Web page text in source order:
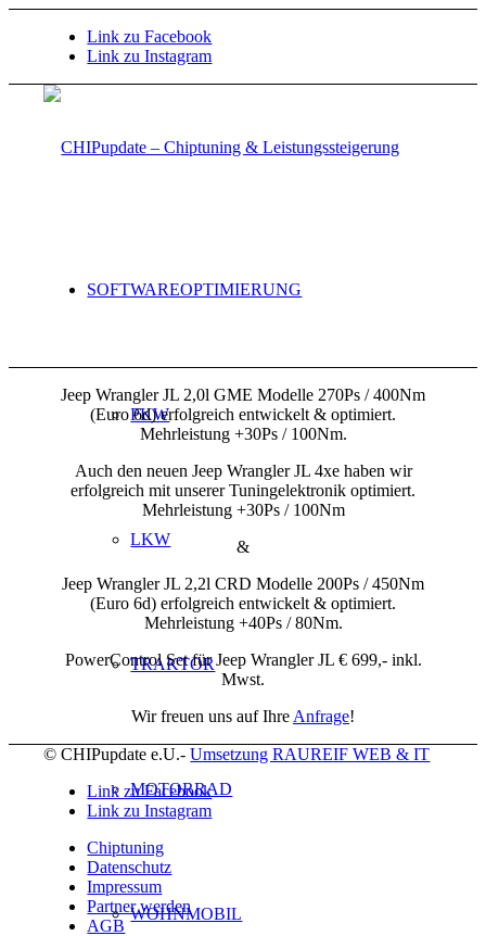
Link zu Facebook
Link zu Instagram
SOFTWAREOPTIMIERUNG
PKW
LKW
TRAKTOR
MOTORRAD
WOHNMOBIL
Jeep Wrangler JL 2,0l GME Modelle 270Ps / 400Nm
(Euro 6d) erfolgreich entwickelt & optimiert.
Mehrleistung +30Ps / 100Nm.
Auch den neuen Jeep Wrangler JL 4xe haben wir
erfolgreich mit unserer Tuningelektronik optimiert.
Mehrleistung +30Ps / 100Nm
&
Jeep Wrangler JL 2,2l CRD Modelle 200Ps / 450Nm
(Euro 6d) erfolgreich entwickelt & optimiert.
Mehrleistung +40Ps / 80Nm.
PowerControl Set für Jeep Wrangler JL € 699,- inkl.
Mwst.
Wir freuen uns auf Ihre Anfrage!
© CHIPupdate e.U.-Umsetzung RAUREIF WEB & IT
Link zu Facebook
Link zu Instagram
Chiptuning
Datenschutz
Impressum
Partner werden
AGB